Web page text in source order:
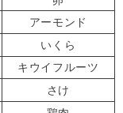
アーモンド
いくら
キウイフルーツ
さけ